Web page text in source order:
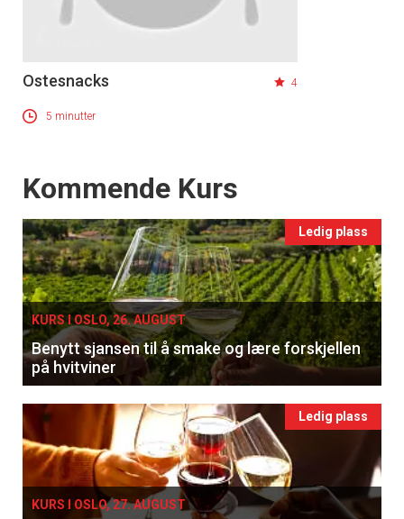
×
Ostesnacks 4
5 minutter
Events
Kommende Kurs
Ledig plass
KURS I OSLO, 26. AUGUST
Benytt sjansen til å smake og lære forskjellen
på hvitviner
Ledig plass
KURS I OSLO, 27. AUGUST